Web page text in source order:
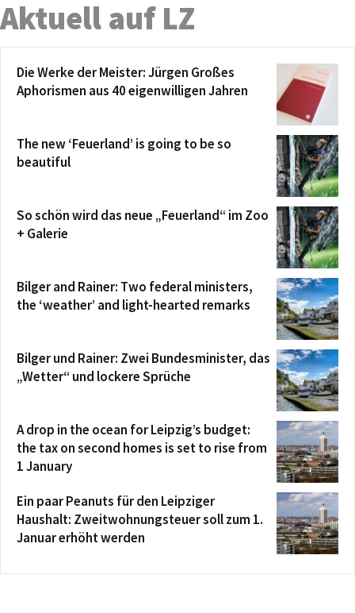
Aktuell auf LZ
Die Werke der Meister: Jürgen Großes
Aphorismen aus 40 eigenwilligen Jahren
The new ‘Feuerland’ is going to be so
beautiful
So schön wird das neue „Feuerland“ im Zoo
+ Galerie
Bilger and Rainer: Two federal ministers,
the ‘weather’ and light-hearted remarks
Bilger und Rainer: Zwei Bundesminister, das
„Wetter“ und lockere Sprüche
A drop in the ocean for Leipzig’s budget:
the tax on second homes is set to rise from
1 January
Ein paar Peanuts für den Leipziger
Haushalt: Zweitwohnungsteuer soll zum 1.
Januar erhöht werden